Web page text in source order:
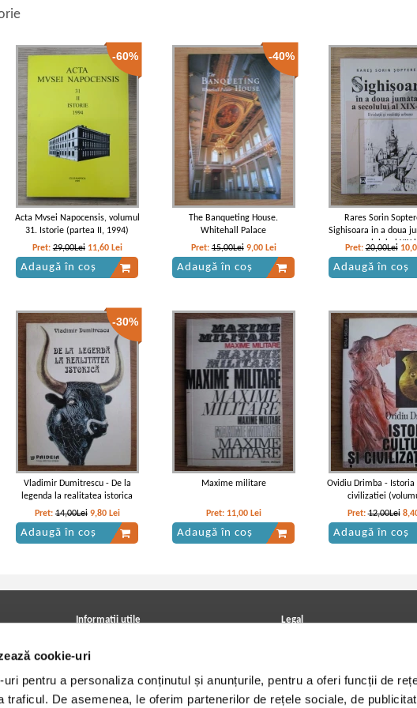
cookie-uri
uri pentru a personaliza conținutul și anunțurile, pentru a oferi funcții de
traficul. De asemenea, le oferim partenerilor de rețele sociale, de
-60%
Acta Mvsei Napocensis, volumul
31. Istorie (partea II, 1994)
Pret:29,00Lei 11,60 Lei
Adaugă în coș
-40%
The Banqueting House.
Whitehall Palace
Pret:15,00Lei 9,00 Lei
Adaugă în coș
Rares Sorin
Sighisoara in a doua
secolului al XIX
Pret:20,00Lei
Adaugă în coș
-30%
Vladimir Dumitrescu - De la
legenda la realitatea istorica
Pret:14,00Lei 9,80 Lei
Adaugă în coș
Maxime militare
Pret: 11,00 Lei
Adaugă în coș
Ovidiu Drimba -
civilizatiei
Pret:12,00Lei
Adaugă în coș
Informatii utile
Achizitii viniluri, casete, CD/DVD
Cum cumpar?
Politica de livrare
Legal
Termeni si conditii
Utilizare cookie-uri